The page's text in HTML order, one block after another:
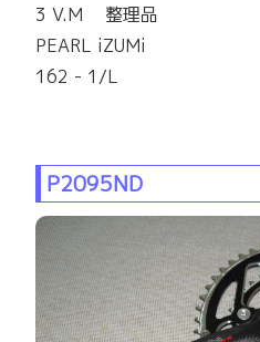
3 V.M 整理品
PEARL iZUMi
162 - 1/L
P2095ND